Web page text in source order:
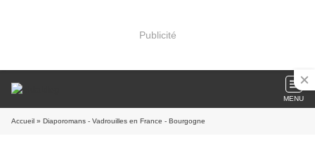
Publicité
MENU
Accueil » Diaporomans - Vadrouilles en France - Bourgogne